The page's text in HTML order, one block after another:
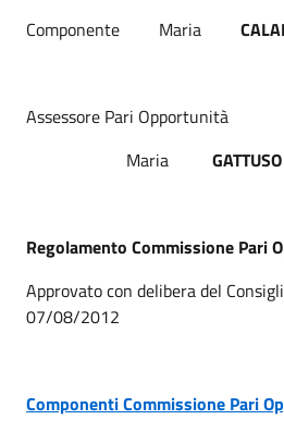
Componente Maria
Assessore Pari Opportunità
Maria GATTUSO
Regolamento Commissione Pari
Approvato con delibera del
07/08/2012
Componenti Commissione Pari